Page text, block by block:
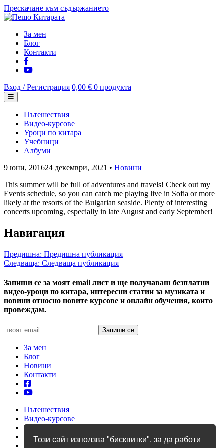
Този сайт използва "бисквитки", за да работи
Прескачане към съдържанието
За мен
Блог
Контакти
Вход / Регистрация 0,00 € 0 продукта
Пътешествия
Видео-курсове
Уроци по китара
Учебници
Албуми
9 юни, 201624 декември, 2021 • Новини
This summer will be full of adventures and travels! Check out my
Events schedule, so you can catch me playing live in Sofia or more
likely at the resorts of the Bulgarian seaside. Plenty of interesting
concerts upcoming, especially in late August and early September!
Навигация
Предишна: Предишна публикация
Следваща: Следваща публикация
Запиши се за моят email лист и ще получаваш безплатни
видео-уроци по китара, интересни статии за музиката и
новини относно новите курсове и онлайн обучения, които
провеждам.
За мен
Блог
Новини
Контакти
Пътешествия
Видео-курсове
Уроци по китара
Учебници